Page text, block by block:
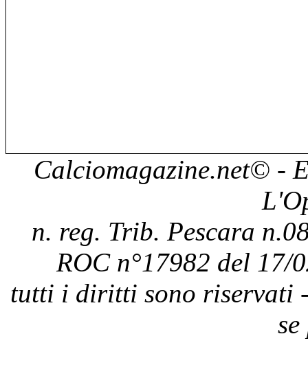
Calciomagazine.net© -
n. reg. Trib. Pescara
ROC n°17982 del 17/
tutti i diritti sono riservati